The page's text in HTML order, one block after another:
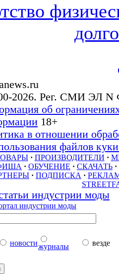
2026. Рег. СМИ ЭЛ N
об
18+
в отношении
файлов
· ПРОИЗВОДИТЕЛИ ·
· ОБУЧЕНИЕ · СКАЧАТЬ ·
· ПОДПИСКА ·
индустрии моды
новостижурналы
везде